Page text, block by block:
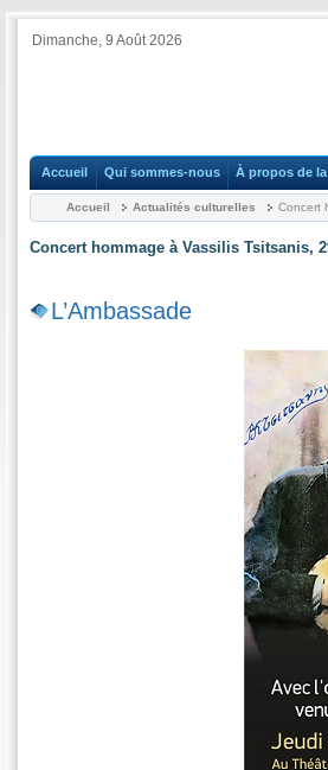
Dimanche, 9 Août 2026
Accueil Qui sommes-nous À propos de
Accueil Actualités culturelles Concert
Concert hommage à Vassilis Tsitsanis,
L’Ambassade